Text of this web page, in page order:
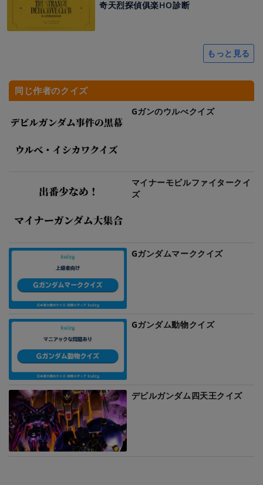
奇天烈探偵俱楽HO診断
もっと見る
同じ作者のクイズ
Gガンのウルべクイズ
マイナーモビルファイタークイ
ズ
Gガンダムマーククイズ
Gガンダム動物クイズ
デビルガンダム四天王クイズ